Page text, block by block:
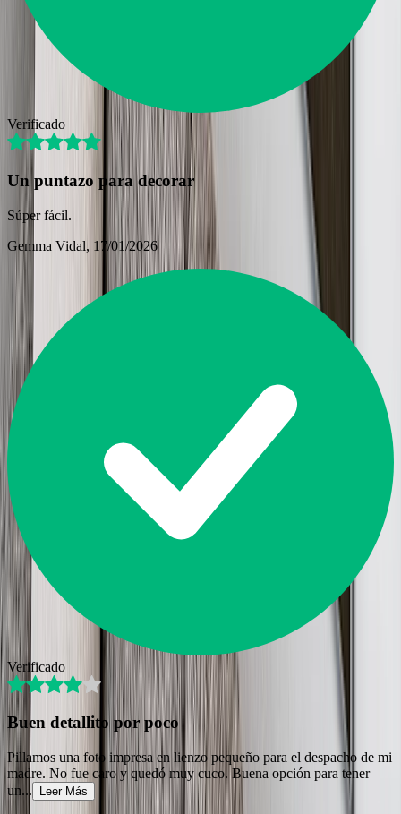
Verificado
Un puntazo para decorar
Súper fácil.
Gemma Vidal, 17/01/2026
Verificado
Buen detallito por poco
Pillamos una foto impresa en lienzo pequeño para el despacho de mi
madre. No fue caro y quedó muy cuco. Buena opción para tener
un... Leer Más